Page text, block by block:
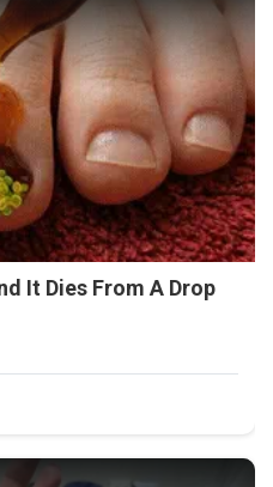
It Dies From A Drop